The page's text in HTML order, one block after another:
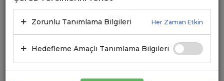
YAYINLANDI
21.11.2020 A+ A-
Zorunlu Tanımlama Bilgileri Her Zaman Etkin
Hedefleme Amaçlı Tanımlama Bilgileri